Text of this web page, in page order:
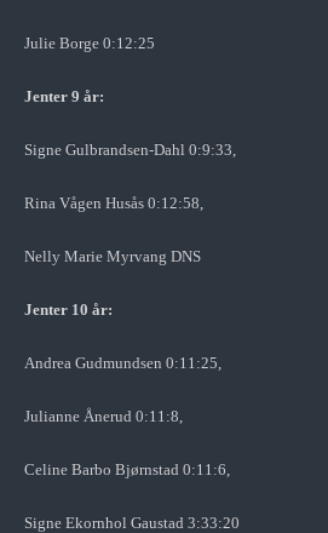
Julie Borge 0:12:25
Jenter 9 år:
Signe Gulbrandsen-Dahl 0:9:33,
Rina Vågen Husås 0:12:58,
Nelly Marie Myrvang DNS
Jenter 10 år:
Andrea Gudmundsen 0:11:25,
Julianne Ånerud 0:11:8,
Celine Barbo Bjørnstad 0:11:6,
Signe Ekornhol Gaustad 3:33:20